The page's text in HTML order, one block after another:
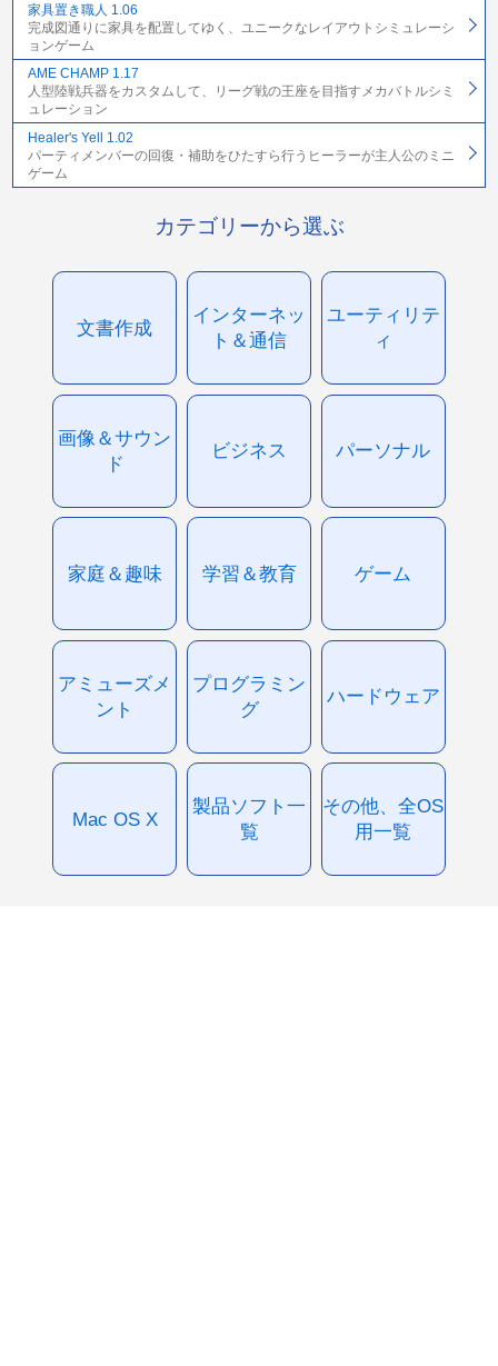
家具置き職人 1.06
完成図通りに家具を配置してゆく、ユニークなレイアウトシミュレーシ
ョンゲーム
AME CHAMP 1.17
人型陸戦兵器をカスタムして、リーグ戦の王座を目指すメカバトルシミ
ュレーション
Healer's Yell 1.02
パーティメンバーの回復・補助をひたすら行うヒーラーが主人公のミニ
ゲーム
カテゴリーから選ぶ
文書作成
インターネッ
ト＆通信
ユーティリテ
ィ
画像＆サウン
ド
ビジネス パーソナル
家庭＆趣味 学習＆教育 ゲーム
アミューズメ
ント
プログラミン
グ
ハードウェア
Mac OS X
製品ソフト一
覧
その他、全OS
用一覧